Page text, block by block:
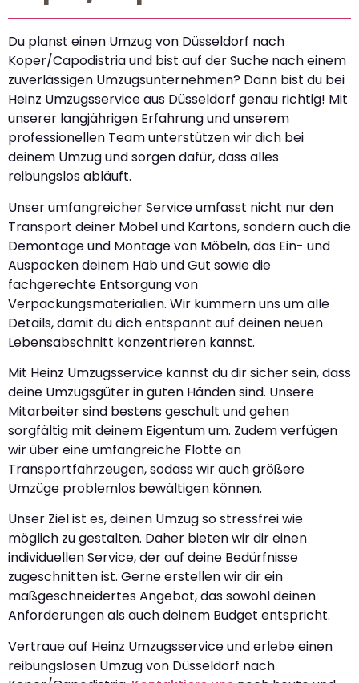
Du planst einen Umzug von Düsseldorf nach
Koper/Capodistria und bist auf der Suche nach einem
zuverlässigen Umzugsunternehmen? Dann bist du bei
Heinz Umzugsservice aus Düsseldorf genau richtig! Mit
unserer langjährigen Erfahrung und unserem
professionellen Team unterstützen wir dich bei
deinem Umzug und sorgen dafür, dass alles
reibungslos abläuft.
Unser umfangreicher Service umfasst nicht nur den
Transport deiner Möbel und Kartons, sondern auch die
Demontage und Montage von Möbeln, das Ein- und
Auspacken deinem Hab und Gut sowie die
fachgerechte Entsorgung von
Verpackungsmaterialien. Wir kümmern uns um alle
Details, damit du dich entspannt auf deinen neuen
Lebensabschnitt konzentrieren kannst.
Mit Heinz Umzugsservice kannst du dir sicher sein, dass
deine Umzugsgüter in guten Händen sind. Unsere
Mitarbeiter sind bestens geschult und gehen
sorgfältig mit deinem Eigentum um. Zudem verfügen
wir über eine umfangreiche Flotte an
Transportfahrzeugen, sodass wir auch größere
Umzüge problemlos bewältigen können.
Unser Ziel ist es, deinen Umzug so stressfrei wie
möglich zu gestalten. Daher bieten wir dir einen
individuellen Service, der auf deine Bedürfnisse
zugeschnitten ist. Gerne erstellen wir dir ein
maßgeschneidertes Angebot, das sowohl deinen
Anforderungen als auch deinem Budget entspricht.
Vertraue auf Heinz Umzugsservice und erlebe einen
reibungslosen Umzug von Düsseldorf nach